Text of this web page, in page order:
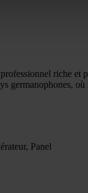
riche
germanophones,
Panel